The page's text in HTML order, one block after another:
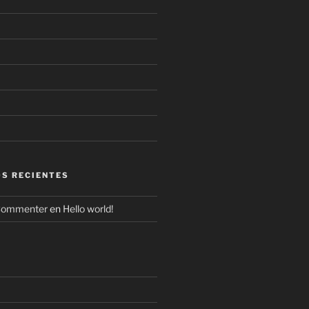
RECIENTES
en Hello world!